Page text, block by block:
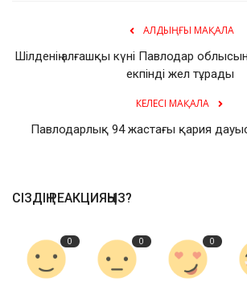
АЛДЫҢҒЫ МАҚАЛА
Шілденің алғашқы күні Павлодар
екпінді жел тұрады
КЕЛЕСІ МАҚАЛА
Павлодарлық 94 жастағы қария
СІЗДІҢ РЕАКЦИЯҢЫЗ?
0 0 0